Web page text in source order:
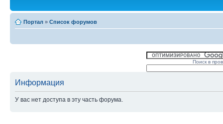
Портал » Список форумов
Поиск в
Информация
У вас нет доступа в эту часть форума.